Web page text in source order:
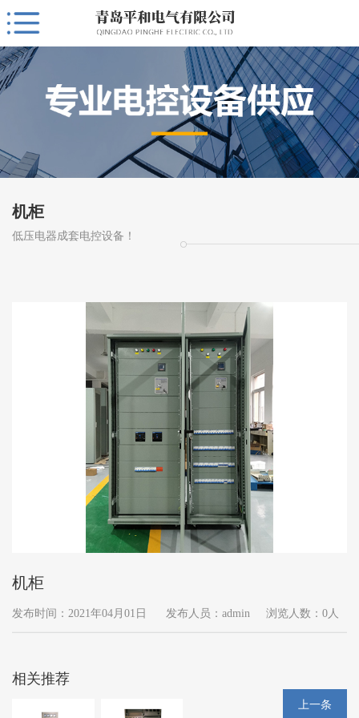
机柜
低压电器成套电控设备！
机柜
发布时间：2021年04月01日 发布人员：admin 浏览人数：0人
相关推荐
上一条